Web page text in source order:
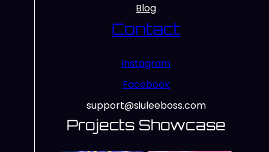
Blog
Contact
Instagram
Facebook
support@siuleeboss.com
Projects Showcase